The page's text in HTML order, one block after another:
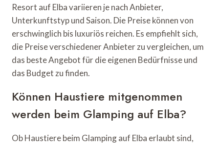
Resort auf Elba variieren je nach Anbieter,
Unterkunftstyp und Saison. Die Preise können von
erschwinglich bis luxuriös reichen. Es empfiehlt sich,
die Preise verschiedener Anbieter zu vergleichen, um
das beste Angebot für die eigenen Bedürfnisse und
das Budget zu finden.
Können Haustiere mitgenommen
werden beim Glamping auf Elba?
Ob Haustiere beim Glamping auf Elba erlaubt sind,